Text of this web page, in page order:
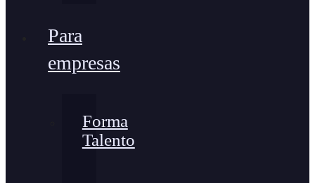
Para
empresas
Forma
Talento